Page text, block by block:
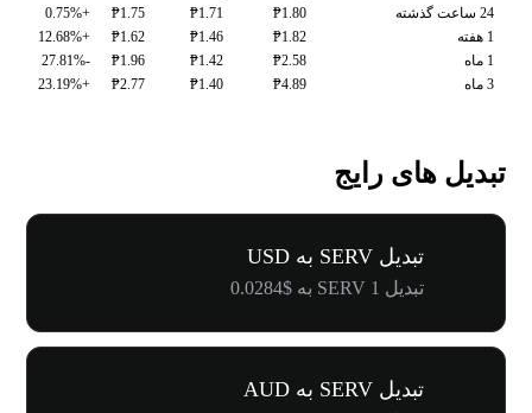
24 ساعت گذشته
₱1.80
₱1.71
₱1.75
+0.75%
1 هفته
₱1.82
₱1.46
₱1.62
+12.68%
1 ماه
₱2.58
₱1.42
₱1.96
-27.81%
3 ماه
₱4.89
₱1.40
₱2.77
+23.19%
تبدیل های رایج
تبدیل SERV به USD
تبدیل 1 SERV به $0.0284
تبدیل SERV به AUD